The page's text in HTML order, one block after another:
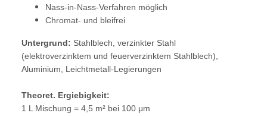
Nass-in-Nass-Verfahren möglich
Chromat- und bleifrei
Untergrund: Stahlblech, verzinkter Stahl
(elektroverzinktem und feuerverzinktem Stahlblech),
Aluminium, Leichtmetall-Legierungen
Theoret. Ergiebigkeit:
1 L Mischung = 4,5 m² bei 100 μm